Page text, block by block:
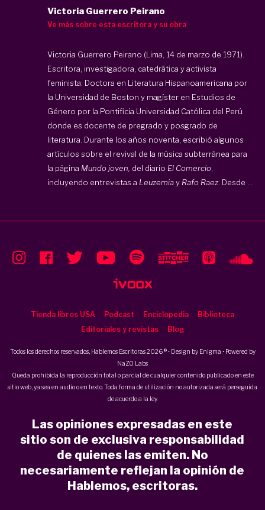
Victoria Guerrero Peirano
Ve más sobre esta escritora y su obra
Victoria Guerrero Peirano (Lima, 14 de marzo de 1971).
Escritora, investigadora, catedrática y activista
feminista. Doctora en Literatura Hispanoamericana por
la Universidad de Boston y magíster en Estudios de
Género por la Pontificia Universidad Católica del Perú
donde es docente de pregrado y posgrado de
literatura. Durante los años noventa, escribió algunos
artículos sobre el revival de la música subterránea para
la página Mundo joven, del diario El Comercio
incluyendo entrevistas a Leuzemiay Rafo Raez . Desde ...
Tienda libros USA Podcast Enciclopedia
Biblioteca
Editoriales y revistas
Blog
Todos los derechos reservados, Hablemos Escritoras 2026 ® • Design by Enigma • Powered by
NaZO Labs
Queda prohibida la reproducción total o parcial de cualquier contenido publicado en este
sitio web, ya sea en audio o en texto. Toda forma de utilización no autorizada será perseguida
de acuerdo a la ley.
Las opiniones expresadas en este
sitio son de exclusiva responsabilidad
de quienes las emiten. No
necesariamente reflejan la opinión de
Hablemos, escritoras.